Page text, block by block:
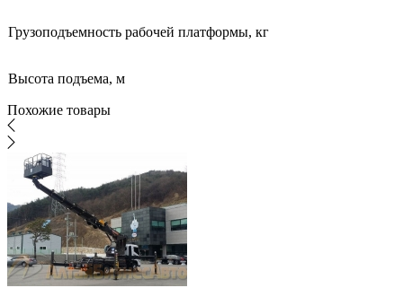
Грузоподъемность рабочей платформы, кг
Высота подъема, м
Похожие товары